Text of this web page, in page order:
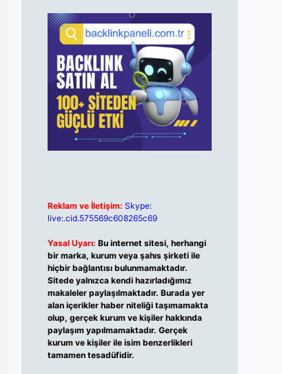
Reklam ve İletişim: Skype:
live:.cid.575569c608265c69
Yasal Uyarı: Bu internet sitesi, herhangi
bir marka, kurum veya şahıs şirketi ile
hiçbir bağlantısı bulunmamaktadır.
Sitede yalnızca kendi hazırladığımız
makaleler paylaşılmaktadır. Burada yer
alan içerikler haber niteliği taşımamakta
olup, gerçek kurum ve kişiler hakkında
paylaşım yapılmamaktadır. Gerçek
kurum ve kişiler ile isim benzerlikleri
tamamen tesadüfidir.